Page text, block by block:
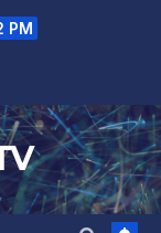
PM